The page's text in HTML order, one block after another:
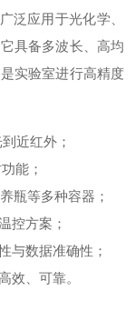
广泛应用于光化学、
具备多波长、高均
实验室进行高精度
近红外；
能；
瓶等多种容器；
控方案；
与数据准确性；
效、可靠。